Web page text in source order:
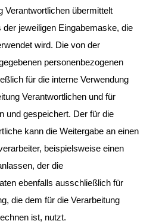
Verantwortlichen übermittelt
jeweiligen Eingabemaske, die
wird. Die von der
personenbezogenen
für die interne Verwendung
Verantwortlichen und für
und gespeichert. Der für die
kann die Weitergabe an einen
beispielsweise einen
der die
ebenfalls ausschließlich für
die dem für die Verarbeitung
ist, nutzt.